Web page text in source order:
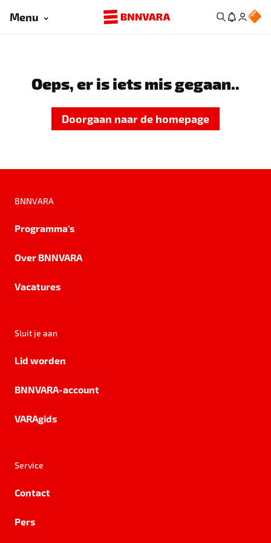
Menu
Oeps, er is iets mis gegaan..
Doorgaan naar de homepage
BNNVARA
Programma's
Over BNNVARA
Vacatures
Sluit je aan
Lid worden
BNNVARA-account
VARAgids
Service
Contact
Pers